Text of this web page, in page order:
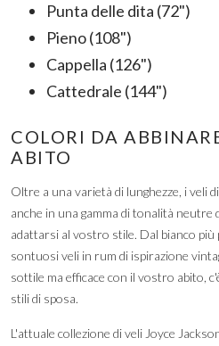
Punta delle dita (72")
Pieno (108")
Cappella (126")
Cattedrale (144")
COLORI DA
ABITO
Oltre a una varietà di lunghezze, i veli
anche in una gamma di tonalità
adattarsi al vostro stile. Dal bianco
sontuosi veli in rum di ispirazione
sottile ma efficace con il vostro abito,
stili di sposa.
L'attuale collezione di veli Joyce